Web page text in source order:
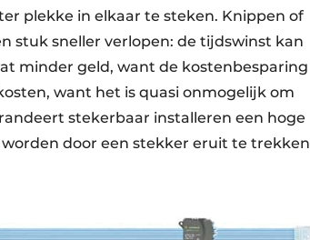
plekke in elkaar te steken. Knippen of
stuk sneller verlopen: de tijdswinst kan
minder geld, want de kostenbesparing
want het is quasi onmogelijk om
stekerbaar installeren een hoge
door een stekker eruit te trekken